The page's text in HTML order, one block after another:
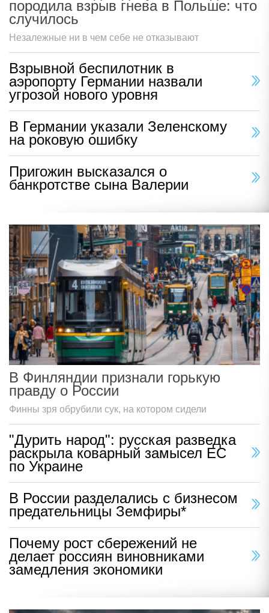
породила взрыв гнева в Польше: что
случилось
Незалежные ни в чем себе не отказывают
Взрывной беспилотник в
аэропорту Германии назвали
угрозой нового уровня
В Германии указали Зеленскому
на роковую ошибку
Пригожин высказался о
банкротстве сына Валерии
В Финляндии признали горькую
правду о России
Финны зря обрубили сук, на котором сидели
"Дурить народ": русская разведка
раскрыла коварный замысел ЕС
по Украине
В России разделались с бизнесом
предательницы Земфиры*
Почему рост сбережений не
делает россиян виновниками
замедления экономики